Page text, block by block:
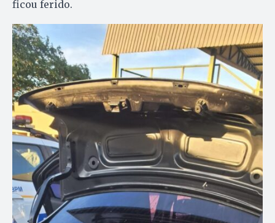
ficou ferido.